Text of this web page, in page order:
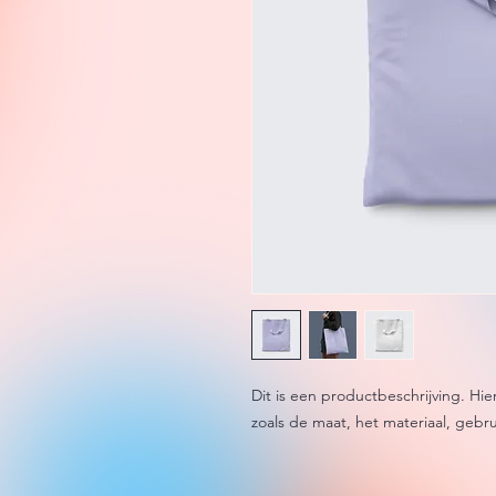
Dit is een productbeschrijving.
zoals de maat, het materiaal,